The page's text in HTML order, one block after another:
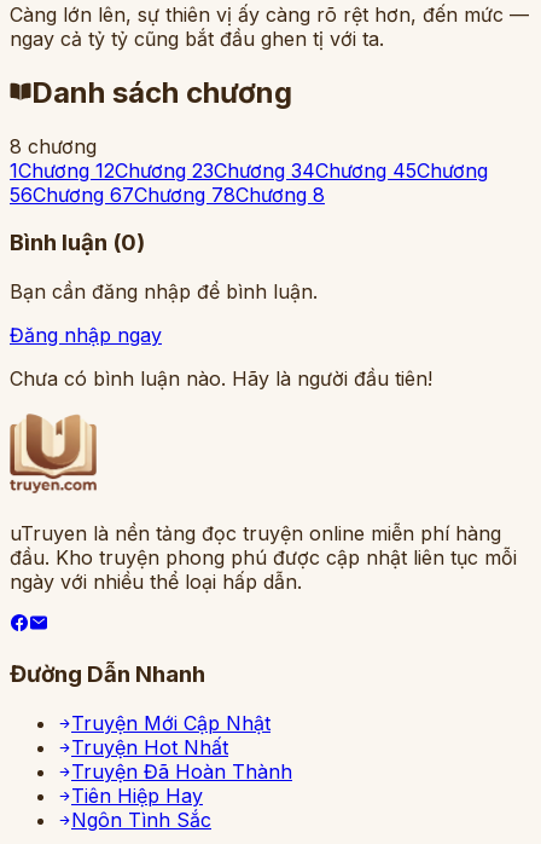
Càng lớn lên, sự thiên vị ấy càng rõ rệt hơn, đến mức —
ngay cả tỷ tỷ cũng bắt đầu ghen tị với ta.
Danh sách chương
8 chương
1Chương 12Chương 23Chương 34Chương 45Chương
56Chương 67Chương 78Chương 8
Bình luận (0)
Bạn cần đăng nhập để bình luận.
Đăng nhập ngay
Chưa có bình luận nào. Hãy là người đầu tiên!
uTruyen là nền tảng đọc truyện online miễn phí hàng
đầu. Kho truyện phong phú được cập nhật liên tục mỗi
ngày với nhiều thể loại hấp dẫn.
Đường Dẫn Nhanh
Truyện Mới Cập Nhật
Truyện Hot Nhất
Truyện Đã Hoàn Thành
Tiên Hiệp Hay
Ngôn Tình Sắc